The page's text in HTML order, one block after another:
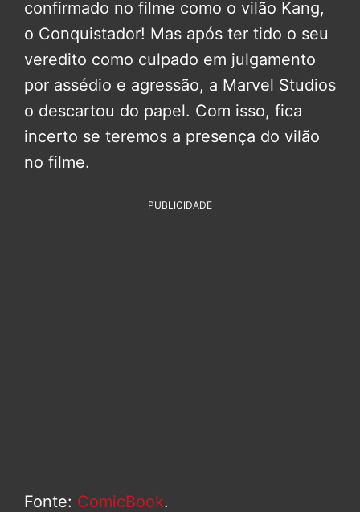
confirmado no filme como o vilão Kang,
o Conquistador! Mas após ter tido o seu
veredito como culpado em julgamento
por assédio e agressão, a Marvel Studios
o descartou do papel. Com isso, fica
incerto se teremos a presença do vilão
no filme.
PUBLICIDADE
Fonte: ComicBook.